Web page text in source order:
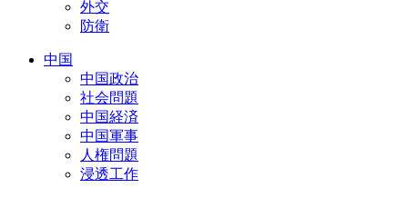
外交
防衛
中国
中国政治
社会問題
中国経済
中国軍事
人権問題
浸透工作